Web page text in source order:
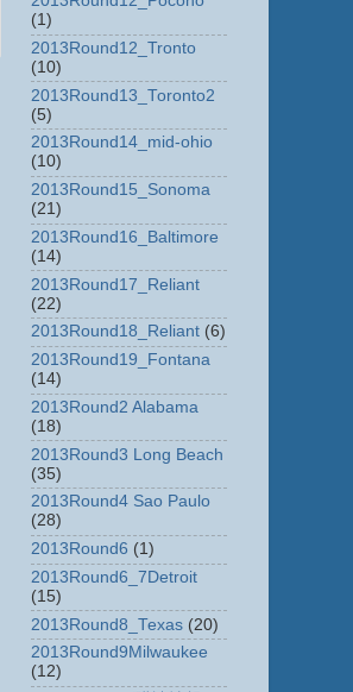
(1)
2013Round12_Tronto
(10)
2013Round13_Toronto2
(5)
2013Round14_mid-ohio
(10)
2013Round15_Sonoma
(21)
2013Round16_Baltimore
(14)
2013Round17_Reliant
(22)
2013Round18_Reliant (6)
2013Round19_Fontana
(14)
2013Round2 Alabama
(18)
2013Round3 Long Beach
(35)
2013Round4 Sao Paulo
(28)
2013Round6 (1)
2013Round6_7Detroit
(15)
2013Round8_Texas (20)
2013Round9Milwaukee
(12)